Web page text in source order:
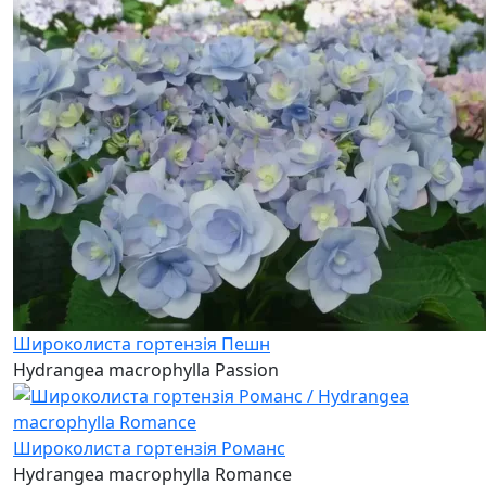
Широколиста гортензія Пешн
Hydrangea macrophylla Passion
Широколиста гортензія Романс
Hydrangea macrophylla Romance